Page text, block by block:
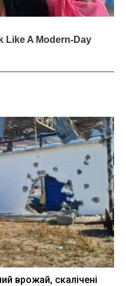
врожай, скалічені